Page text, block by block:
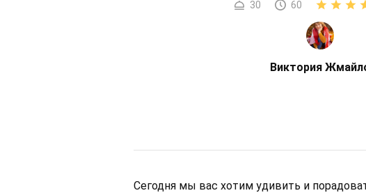
30 60
Виктория
Сегодня мы вас хотим удивить и